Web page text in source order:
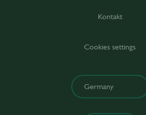
Kontakt
Cookies settings